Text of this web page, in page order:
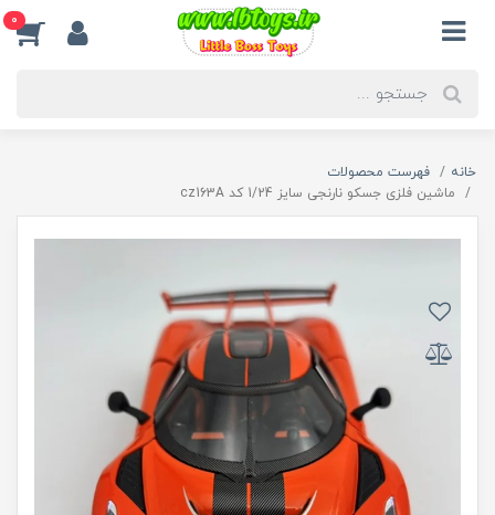
0
خانه
فهرست محصولات
ماشین فلزی جسکو نارنجی سایز 1/24 کد cz163A